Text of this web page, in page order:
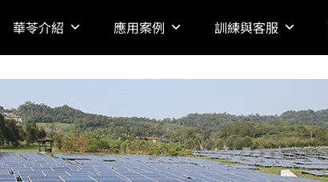
華苓介紹 應用案例 訓練與客服